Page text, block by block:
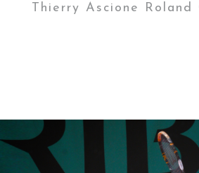
Thierry Ascione Roland